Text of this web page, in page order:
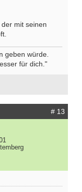
mit seinen
geben würde.
für dich."
# 13